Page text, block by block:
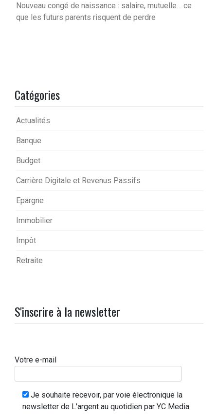
Nouveau congé de naissance : salaire, mutuelle… ce
que les futurs parents risquent de perdre
Catégories
Actualités
Banque
Budget
Carrière Digitale et Revenus Passifs
Epargne
Immobilier
Impôt
Retraite
S'inscrire à la newsletter
Votre e-mail
Je souhaite recevoir, par voie électronique la
newsletter de L'argent au quotidien par YC Media.